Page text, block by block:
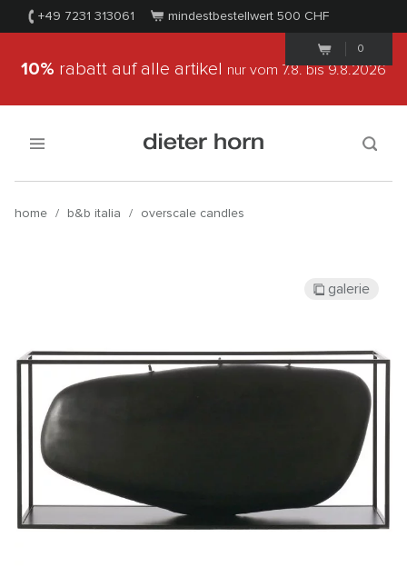
+49 7231 313061 mindestbestellwert 500 CHF
0
10% rabatt auf alle artikel nur vom 7.8.bis 9.8.2026
home / b&b italia / overscale candles
galerie